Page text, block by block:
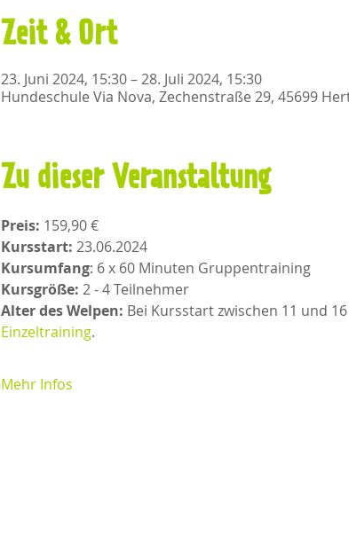
Zeit & Ort
23. Juni 2024, 15:30 – 28. Juli 2024, 15:30
Hundeschule Via Nova, Zechenstraße 29, 45699
Zu dieser Veranstaltung
Preis: 159,90 €
Kursstart: 23.06.2024
Kursumfang: 6 x 60 Minuten Gruppentraining
Kursgröße: 2 - 4 Teilnehmer
Alter des Welpen: Bei Kursstart zwischen 11 und
Einzeltraining.
Mehr Infos